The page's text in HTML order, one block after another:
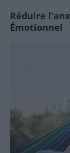
Réduire
Émotionnel